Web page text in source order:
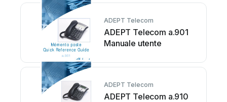
ADEPT Telecom
ADEPT Telecom a.901
Manuale utente
ADEPT Telecom
ADEPT Telecom a.910